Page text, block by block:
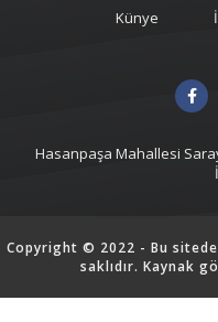
Künye
Hasanpaşa Mahallesi
Copyright © 2022 - Bu
saklıdır. Kaynak